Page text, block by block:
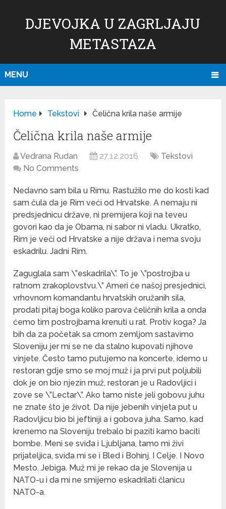
DJEVOJKA U ZAGRLJAJU
METASTAZA
MENU
Home Tekstovi Čelična krila naše armije
Čelična krila naše armije
Vedrana Rudan 27.12.2016
Tekstovi
No Comments
Nedavno sam bila u Rimu. Rastužilo me do kosti kad
sam čula da je Rim veći od Hrvatske. A nemaju ni
predsjednicu države, ni premijera koji na teveu
govori kao da je Obama, ni sabor ni vladu. Ukratko,
Rim je veći od Hrvatske a nije država i nema svoju
eskadrilu. Jadni Rim.
Zaguglala sam \”eskadrila\”. To je \”postrojba u
ratnom zrakoplovstvu.\” Ameri će našoj presjednici,
vrhovnom komandantu hrvatskih oružanih sila,
prodati pitaj boga koliko parova čeličnih krila a onda
ćemo tim postrojbama krenuti u rat. Protiv koga? Ja
bih da za početak sa crnom zemljom sastavimo
Sloveniju jer mi se ne da stalno kupovati njihove
vinjete. Često tamo putujemo na koncerte, idemo u
restoran gdje smo se moj muž i ja prvi put poljubili
dok je on bio njezin muž, restoran je u Radovljici i
zove se \”Lectar\”. Ako tamo niste jeli gobovu juhu
ne znate što je život. Da nije jebenih vinjeta put u
Radovljicu bio bi jeftiniji a i gobova juha. Samo, kad
krenemo na Sloveniju trebalo bi paziti kamo baciti
bombe. Meni se sviđa i Ljubljana, tamo mi živi
prijateljica, sviđa mi se i Bled i Bohinj. I Celje. I Novo
Mesto. Jebiga. Muž mi je rekao da je Slovenija u
NATO-u i da mi ne smijemo eskadrilati članicu
NATO-a.